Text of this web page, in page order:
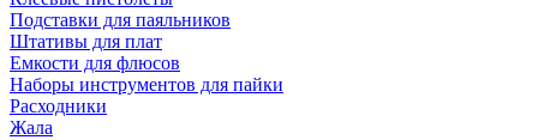
Подставки для паяльников
Штативы для плат
Емкости для флюсов
Наборы инструментов для пайки
Расходники
Жала